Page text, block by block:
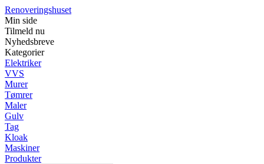
Renoveringshuset
Min side
Tilmeld nu
Nyhedsbreve
Kategorier
Elektriker
VVS
Murer
Tømrer
Maler
Gulv
Tag
Kloak
Maskiner
Produkter